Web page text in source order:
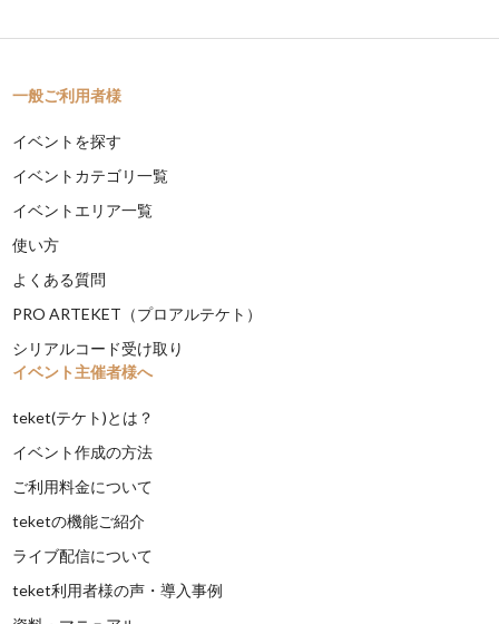
一般ご利用者様
イベントを探す
イベントカテゴリ一覧
イベントエリア一覧
使い方
よくある質問
PRO ARTEKET（プロアルテケト）
シリアルコード受け取り
イベント主催者様へ
teket(テケト)とは？
イベント作成の方法
ご利用料金について
teketの機能ご紹介
ライブ配信について
teket利用者様の声・導入事例